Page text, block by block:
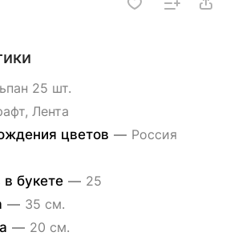
25 шт.
Лента
цветов — Россия
букете — 25
— 35 см.
— 20 см.